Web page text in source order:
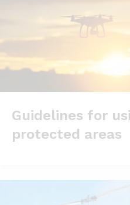
Guidelines for
protected areas